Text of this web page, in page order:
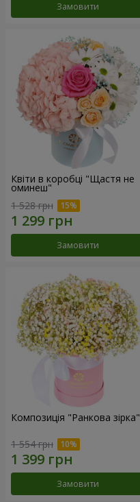
Замовити
Квіти в коробці "Щастя не
оминеш"
1 528 грн
Замовити
Композиція "Ранкова зірка"
1 554 грн
Замовити